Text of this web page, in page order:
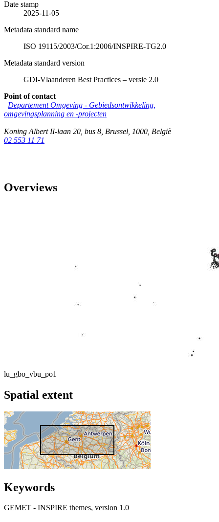
Date stamp
2025-11-05
Metadata standard name
ISO 19115/2003/Cor.1:2006/INSPIRE-TG2.0
Metadata standard version
GDI-Vlaanderen Best Practices – versie 2.0
Point of contact
Departement Omgeving - Gebiedsontwikkeling,
omgevingsplanning en -projecten
Koning Albert II-laan 20, bus 8 Brussel 1000 België
02 553 11 71
Overviews
lu_gbo_vbu_po1
Spatial extent
Keywords
GEMET - INSPIRE themes, version 1.0